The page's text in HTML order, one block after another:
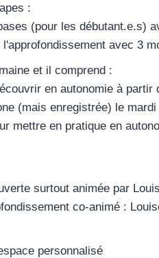
:
(pour les débutant.e.s)
avec 3
et il comprend :
en autonomie à partir
(mais enregistrée) le mardi
mettre en pratique en
surtout animée par
co-animé :
personnalisé